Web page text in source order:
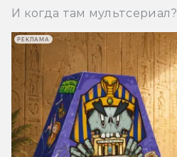
И когда там мультсериал?
РЕКЛАМА